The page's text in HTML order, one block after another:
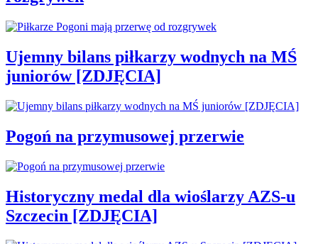
Ujemny bilans piłkarzy wodnych na MŚ
juniorów [ZDJĘCIA]
Pogoń na przymusowej przerwie
Historyczny medal dla wioślarzy AZS-u
Szczecin [ZDJĘCIA]